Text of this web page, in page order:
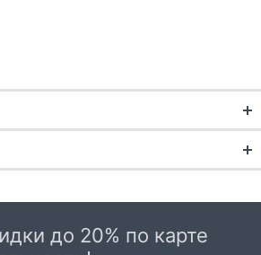
Sofi De MarkO основана в 2012 году
сердца розничных покупателей.
Подобная система позволяет
ассортимент, пополняя его
и области
области доставка курьером до
до 20% по карте